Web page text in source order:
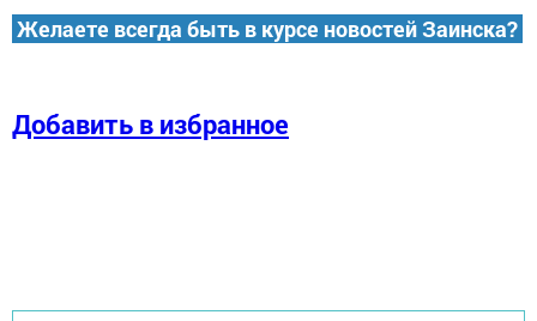
Желаете всегда быть в курсе новостей Заинска?
Добавить в избранное